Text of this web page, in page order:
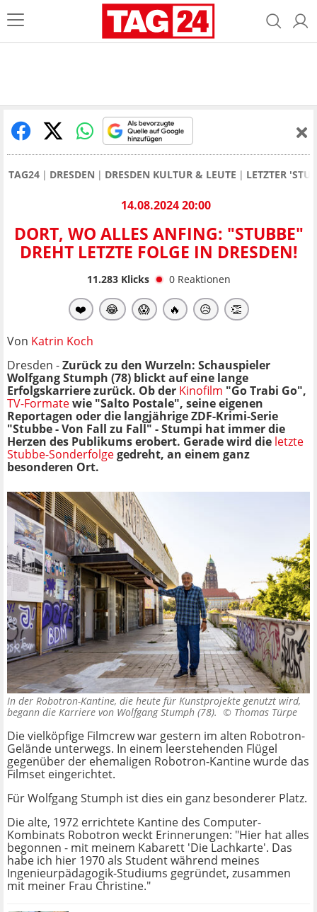
TAG24 DRESDEN DRESDEN KULTUR & LEUTE LETZTER
14.08.2024 20:00
DORT, WO ALLES ANFING: "STUBBE"
DREHT LETZTE FOLGE IN DRESDEN!
11.283Klicks 0 Reaktionen
❤️ 😂 😱 🔥 😥 👏
Von Katrin Koch
Dresden -Zurück zu den Wurzeln: Schauspieler
Wolfgang Stumph (78) blickt auf eine lange
Erfolgskarriere zurück. Ob der Kinofilm "Go Trabi Go",
TV-Formatewie "Salto Postale", seine eigenen
Reportagen oder die langjährige ZDF-Krimi-Serie
"Stubbe - Von Fall zu Fall" - Stumpi hat immer die
Herzen des Publikums erobert. Gerade wird die letzte
Stubbe-Sonderfolgegedreht, an einem ganz
besonderen Ort.
In der Robotron-Kantine, die heute für Kunstprojekte genutzt wird,
begann die Karriere von Wolfgang Stumph (78). © Thomas Türpe
Die vielköpfige Filmcrew war gestern im alten Robotron-
Gelände unterwegs. In einem leerstehenden Flügel
gegenüber der ehemaligen Robotron-Kantine wurde das
Filmset eingerichtet.
Für Wolfgang Stumph ist dies ein ganz besonderer Platz.
Die alte, 1972 errichtete Kantine des Computer-
Kombinats Robotron weckt Erinnerungen: "Hier hat alles
begonnen - mit meinem Kabarett 'Die Lachkarte'. Das
habe ich hier 1970 als Student während meines
Ingenieurpädagogik-Studiums gegründet, zusammen
mit meiner Frau Christine."